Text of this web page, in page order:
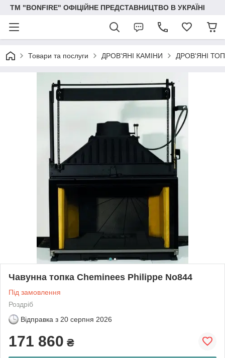
ТМ "BONFIRE" ОФІЦІЙНЕ ПРЕДСТАВНИЦТВО В УКРАЇНІ
Товари та послуги ДРОВ'ЯНІ КАМІНИ ДРОВ'ЯНІ
Чавунна топка Cheminees Philippe No844
Під замовлення
Роздріб
Відправка з 20 серпня 2026
171 860 ₴